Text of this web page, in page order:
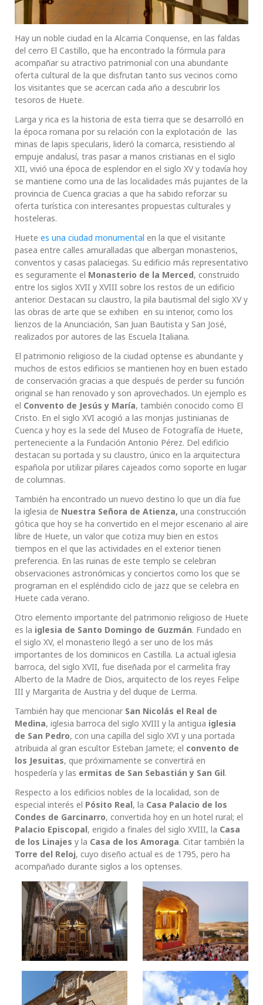
Hay un noble ciudad en la Alcarria Conquense, en las faldas
del cerro El Castillo, que ha encontrado la fórmula para
acompañar su atractivo patrimonial con una abundante
oferta cultural de la que disfrutan tanto sus vecinos como
los visitantes que se acercan cada año a descubrir los
tesoros de Huete.
Larga y rica es la historia de esta tierra que se desarrolló en
la época romana por su relación con la explotación de las
minas de lapis specularis, lideró la comarca, resistiendo al
empuje andalusí, tras pasar a manos cristianas en el siglo
XII, vivió una época de esplendor en el siglo XV y todavía hoy
se mantiene como una de las localidades más pujantes de la
provincia de Cuenca gracias a que ha sabido reforzar su
oferta turística con interesantes propuestas culturales y
hosteleras.
Huete es una ciudad monumental en la que el visitante
pasea entre calles amuralladas que albergan monasterios,
conventos y casas palaciegas. Su edificio más representativo
es seguramente el Monasterio de la Merced, construido
entre los siglos XVII y XVIII sobre los restos de un edificio
anterior. Destacan su claustro, la pila bautismal del siglo XV y
las obras de arte que se exhiben en su interior, como los
lienzos de la Anunciación, San Juan Bautista y San José,
realizados por autores de las Escuela Italiana.
El patrimonio religioso de la ciudad optense es abundante y
muchos de estos edificios se mantienen hoy en buen estado
de conservación gracias a que después de perder su función
original se han renovado y son aprovechados. Un ejemplo es
el Convento de Jesús y María, también conocido como El
Cristo. En el siglo XVI acogió a las monjas justinianas de
Cuenca y hoy es la sede del Museo de Fotografía de Huete,
perteneciente a la Fundación Antonio Pérez. Del edificio
destacan su portada y su claustro, único en la arquitectura
española por utilizar pilares cajeados como soporte en lugar
de columnas.
También ha encontrado un nuevo destino lo que un día fue
la iglesia de Nuestra Señora de Atienza, una construcción
gótica que hoy se ha convertido en el mejor escenario al aire
libre de Huete, un valor que cotiza muy bien en estos
tiempos en el que las actividades en el exterior tienen
preferencia. En las ruinas de este templo se celebran
observaciones astronómicas y conciertos como los que se
programan en el espléndido ciclo de jazz que se celebra en
Huete cada verano.
Otro elemento importante del patrimonio religioso de Huete
es la iglesia de Santo Domingo de Guzmán. Fundado en
el siglo XV, el monasterio llegó a ser uno de los más
importantes de los dominicos en Castilla. La actual iglesia
barroca, del siglo XVII, fue diseñada por el carmelita fray
Alberto de la Madre de Dios, arquitecto de los reyes Felipe
III y Margarita de Austria y del duque de Lerma.
También hay que mencionar San Nicolás el Real de
Medina, iglesia barroca del siglo XVIII y la antigua iglesia
de San Pedro, con una capilla del siglo XVI y una portada
atribuida al gran escultor Esteban Jamete; el convento de
los Jesuitas, que próximamente se convertirá en
hospedería y las ermitas de San Sebastián y San Gil.
Respecto a los edificios nobles de la localidad, son de
especial interés el Pósito Real, la Casa Palacio de los
Condes de Garcinarro, convertida hoy en un hotel rural; el
Palacio Episcopal, erigido a finales del siglo XVIII, la Casa
de los Linajes y la Casa de los Amoraga. Citar también la
Torre del Reloj, cuyo diseño actual es de 1795, pero ha
acompañado durante siglos a los optenses.